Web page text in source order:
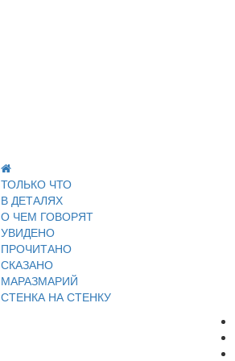
ТОЛЬКО ЧТО
В ДЕТАЛЯХ
О ЧЕМ ГОВОРЯТ
УВИДЕНО
ПРОЧИТАНО
СКАЗАНО
МАРАЗМАРИЙ
СТЕНКА НА СТЕНКУ